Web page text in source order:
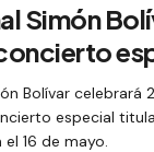
Simón
Bolívar celebrará
especial
16 de mayo.